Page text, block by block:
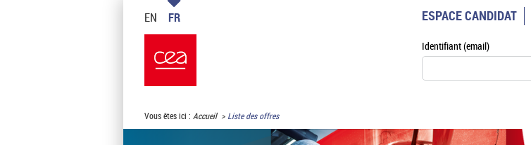
EN FR ESPACE CANDIDAT
Identifiant (email)
Vous êtes ici : Accueil Liste des offres